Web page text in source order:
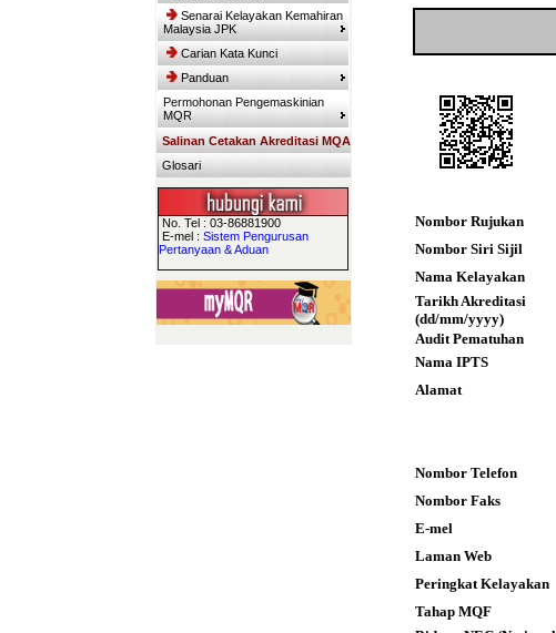
Senarai Kelayakan Kemahiran
Malaysia JPK
Carian Kata Kunci
Panduan
Permohonan Pengemaskinian
MQR
Salinan Cetakan Akreditasi MQA
Glosari
No. Tel : 03-86881900
E-mel : Sistem Pengurusan
Pertanyaan & Aduan
Nombor Rujukan
Nombor Siri Sijil
Nama Kelayakan
Tarikh Akreditasi
(dd/mm/yyyy)
Audit Pematuhan
Nama IPTS
Alamat
Nombor Telefon
Nombor Faks
E-mel
Laman Web
Peringkat Kelayakan
Tahap MQF